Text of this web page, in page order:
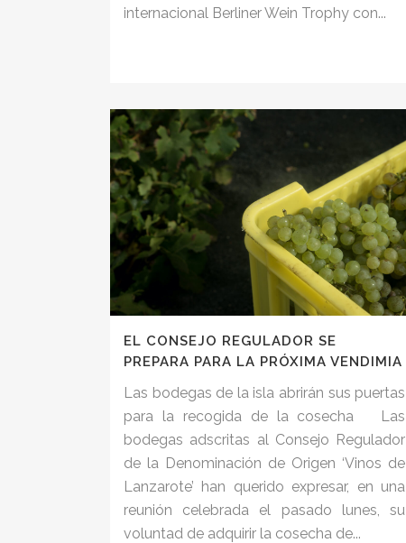
internacional Berliner Wein Trophy con...
EL CONSEJO REGULADOR SE
PREPARA PARA LA PRÓXIMA VENDIMIA
Las bodegas de la isla abrirán sus puertas
para la recogida de la cosecha Las
bodegas adscritas al Consejo Regulador
de la Denominación de Origen ‘Vinos de
Lanzarote’ han querido expresar, en una
reunión celebrada el pasado lunes, su
voluntad de adquirir la cosecha de...